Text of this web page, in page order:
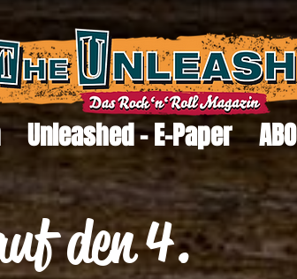
Unleashed - E-Paper ABO
den 4.